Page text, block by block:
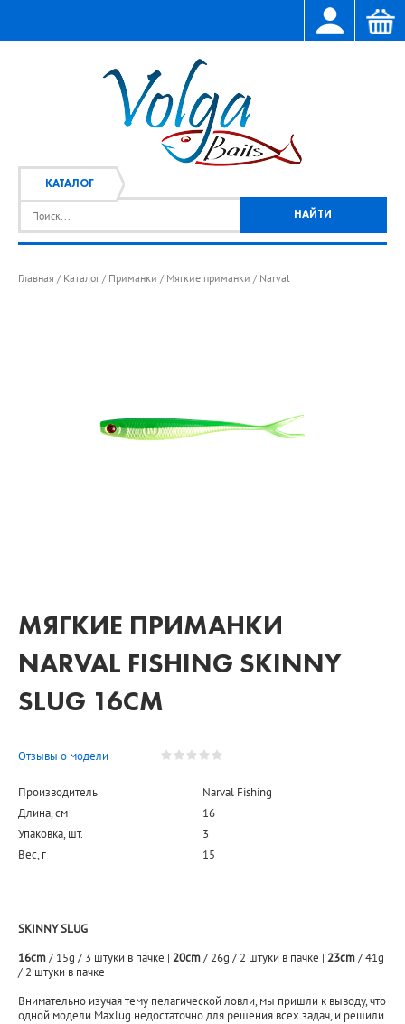
КАТАЛОГ
Главная / Каталог / Приманки / Мягкие приманки / Narval
МЯГКИЕ ПРИМАНКИ
NARVAL FISHING SKINNY
SLUG 16CM
Отзывы о модели
Производитель
Narval Fishing
Длина, см
16
Упаковка, шт.
3
Вес, г
15
SKINNY SLUG
16cm/ 15g / 3 штуки в пачке | 20cm/ 26g / 2 штуки в пачке | 23cm/ 41g
/ 2 штуки в пачке
Внимательно изучая тему пелагической ловли, мы пришли к выводу, что
одной модели Maxlug недостаточно для решения всех задач, и решили